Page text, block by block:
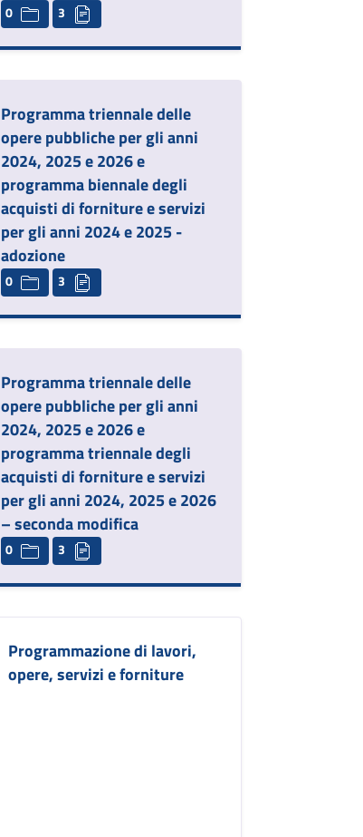
0 3
Programma triennale delle
opere pubbliche per gli anni
2024, 2025 e 2026 e
programma biennale degli
acquisti di forniture e servizi
per gli anni 2024 e 2025 -
adozione
0 3
Programma triennale delle
opere pubbliche per gli anni
2024, 2025 e 2026 e
programma triennale degli
acquisti di forniture e servizi
per gli anni 2024, 2025 e 2026
– seconda modifica
0 3
Programmazione di lavori,
opere, servizi e forniture